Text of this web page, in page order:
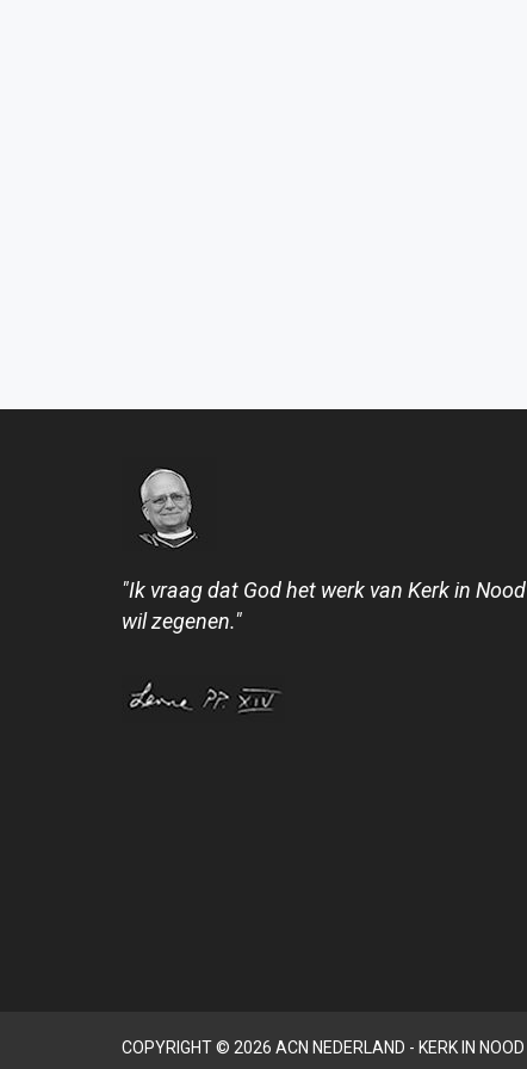
"Ik vraag dat God het werk van Kerk in Nood
wil zegenen."
COPYRIGHT © 2026 ACN NEDERLAND - KERK IN NOOD